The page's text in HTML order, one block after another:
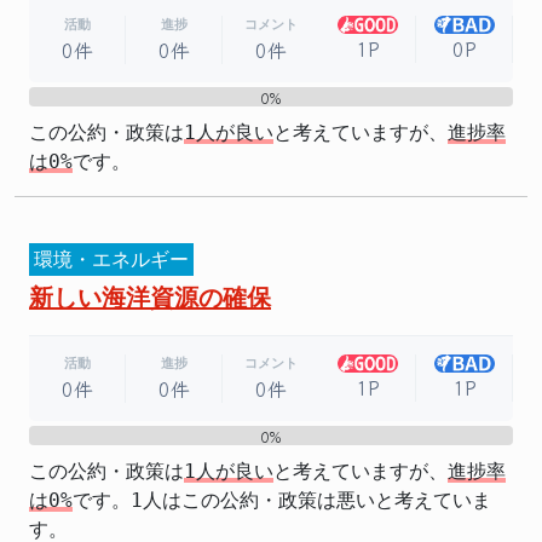
活動
0件
進捗
0件
コメント
0件 1P 0P
0%
この公約・政策は1人が良いと考えていますが、 進捗率
は0%です。
環境・エネルギー
新しい海洋資源の確保
活動
0件
進捗
0件
コメント
0件 1P 1P
0%
この公約・政策は1人が良いと考えていますが、 進捗率
は0%です。1人はこの公約・政策は悪いと考えていま
す。